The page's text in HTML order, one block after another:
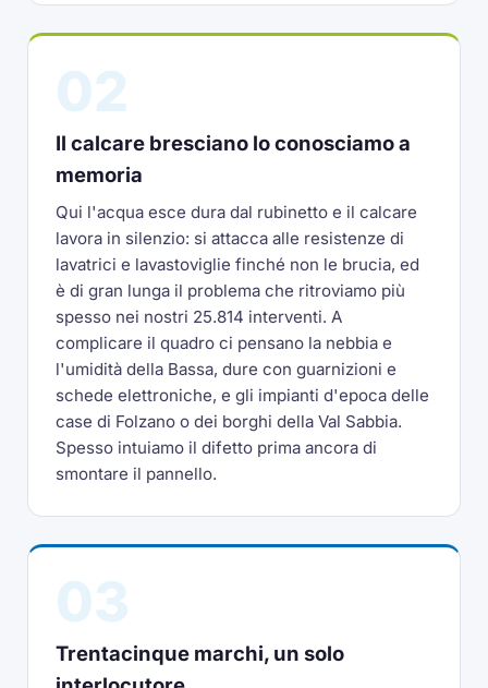
Il calcare bresciano lo conosciamo a
memoria
Qui l'acqua esce dura dal rubinetto e il calcare
lavora in silenzio: si attacca alle resistenze di
lavatrici e lavastoviglie finché non le brucia, ed
è di gran lunga il problema che ritroviamo più
spesso nei nostri 25.814 interventi. A
complicare il quadro ci pensano la nebbia e
l'umidità della Bassa, dure con guarnizioni e
schede elettroniche, e gli impianti d'epoca delle
case di Folzano o dei borghi della Val Sabbia.
Spesso intuiamo il difetto prima ancora di
smontare il pannello.
Trentacinque marchi, un solo